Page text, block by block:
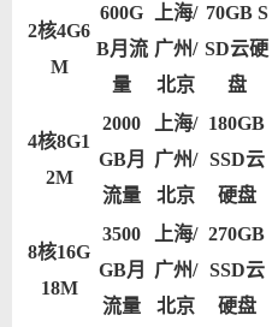
2核4G6
M
600G
B月流
量
上海/
广州/
北京
70GB S
SD云硬
盘
4核8G1
2M
2000
GB月
流量
上海/
广州/
北京
180GB
SSD云
硬盘
8核16G
18M
3500
GB月
流量
上海/
广州/
北京
270GB
SSD云
硬盘